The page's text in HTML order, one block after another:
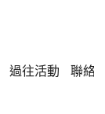
過往活動 聯絡